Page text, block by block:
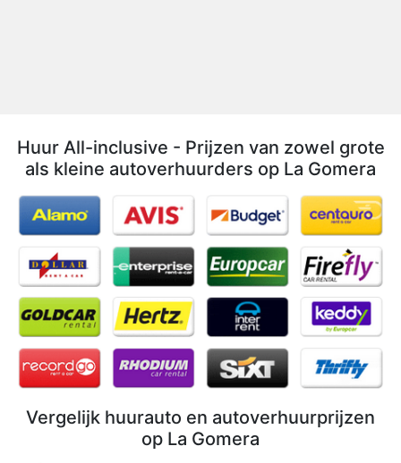
Huur All-inclusive - Prijzen van zowel grote
als kleine autoverhuurders op La Gomera
Vergelijk huurauto en autoverhuurprijzen
op La Gomera